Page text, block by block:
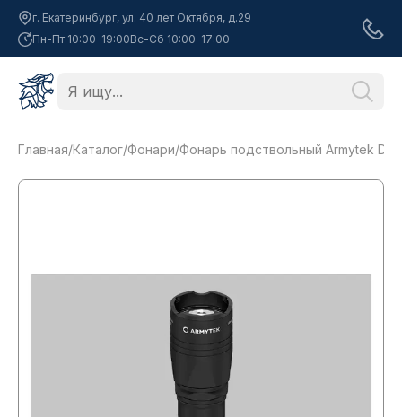
г. Екатеринбург, ул. 40 лет Октября, д.29
Пн-Пт 10:00-19:00Вс-Сб 10:00-17:00
Главная/Каталог/Фонари/Фонарь подствольный Armytek